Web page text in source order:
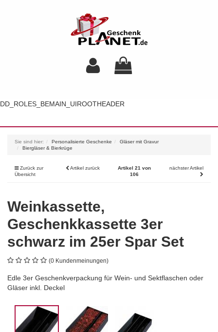
DD_ROLES_BEMAIN_UIROOTHEADER
Sie sind hier: Personalisierte Geschenke
Gläser mit Gravur
Biergläser & Bierkrüge
Zurück zur
Übersicht
Artikel zurück
Artikel 21 von
106
nächster Artikel
Weinkassette,
Geschenkkassette 3er
schwarz im 25er Spar Set
(0 Kundenmeinungen)
Edle 3er Geschenkverpackung für Wein- und Sektflaschen oder
Gläser inkl. Deckel